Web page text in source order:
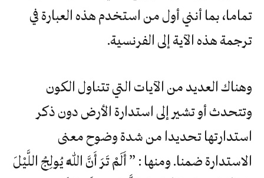
تماما، بما أنني أول من استخدم هذه العبارة في
ترجمة هذه الآية إلى الفرنسية.
وهناك العديد من الآيات التي تتناول الكون
وتتحدث أو تشير إلى استدارة الأرض دون ذكر
استدارتها تحديدا من شدة وضوح معنى
الاستدارة ضمنا. ومنها : ” أَلَمْ تَرَ أَنَّ اللَّهَ يُولِجُ اللَّيْلَ